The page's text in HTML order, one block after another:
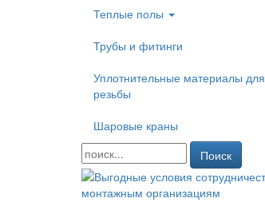
Теплые полы
Трубы и фитинги
Уплотнительные материалы для
резьбы
Шаровые краны
Поиск